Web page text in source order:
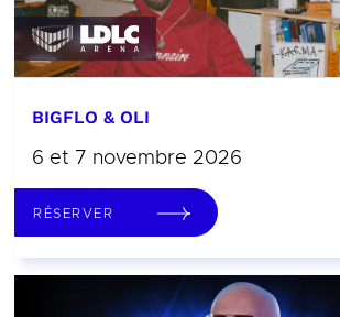
BIGFLO & OLI
6 et 7 novembre 2026
RÉSERVER